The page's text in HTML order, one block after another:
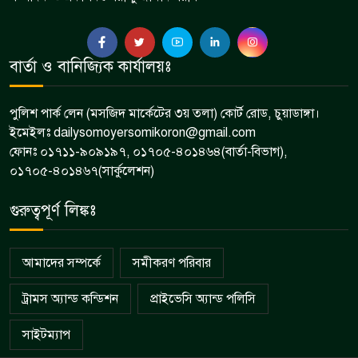
দামুড়হুদায় বিভিন্ন মামলার ৫ আসামি
গ্রেপ্তার
৮
বার্তা ও বানিজ্যিক কার্যালয়ঃ
পুলিশ পার্ক লেন (মসজিদ মার্কেটের ৩য় তলা) কোর্ট রোড, চুয়াডাঙ্গা।
ইমেইলঃ dailysomoyersomikoron@gmail.com
ফোনঃ ০১৭১১-৯০৯১৯৭, ০১৭০৫-৪০১৪৬৪(বার্তা-বিভাগ),
০১৭০৫-৪০১৪৬৭(সার্কুলেশন)
গুরুত্বপূর্ণ লিঙ্কঃ
আমাদের সম্পর্কে সমীকরণ পরিবার
ট্রামস অ্যান্ড কন্ডিশন প্রাইভেসি অ্যান্ড পলিসি
সাইটম্যাপ